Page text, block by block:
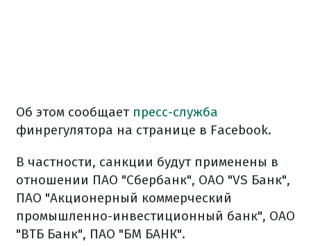
Об этом сообщаетпресс-служба
финрегулятора на странице в Facebook.
В частности, санкции будут применены в
отношении ПАО "Сбербанк", ОАО "VS Банк",
ПАО "Акционерный коммерческий
промышленно-инвестиционный банк", ОАО
"ВТБ Банк", ПАО "БМ БАНК".